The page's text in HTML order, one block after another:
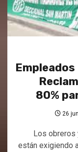
80%
26
Los obreros
están exigiendo